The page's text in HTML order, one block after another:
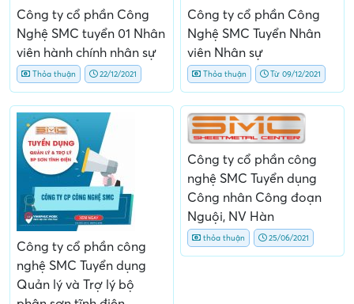
Công ty cổ phần Công
Nghệ SMC tuyển 01 Nhân
viên hành chính nhân sự
Thỏa thuận 22/12/2021
Công ty cổ phần Công
Nghệ SMC Tuyển Nhân
viên Nhân sự
Thỏa thuận Từ 09/12/2021
Công ty cổ phần công
nghệ SMC Tuyển dụng
Quản lý và Trợ lý bộ
Công ty cổ phần công
nghệ SMC Tuyển dụng
Công nhân Công đoạn
Nguội, NV Hàn
thỏa thuận 25/06/2021